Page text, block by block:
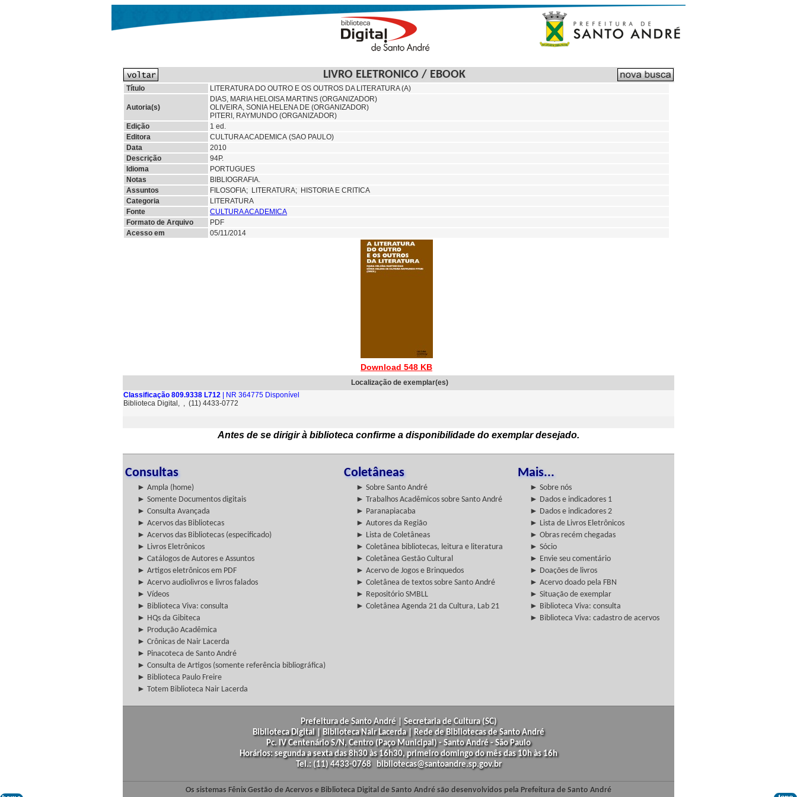
LIVRO ELETRONICO / EBOOK
Título LITERATURA DO OUTRO E OS OUTROS DA LITERATURA (A)
Autoria(s)
DIAS, MARIA HELOISA MARTINS (ORGANIZADOR)
OLIVEIRA, SONIA HELENA DE (ORGANIZADOR)
PITERI, RAYMUNDO (ORGANIZADOR)
Edição
1 ed.
Editora
CULTURA ACADEMICA (SAO PAULO)
Data
2010
Descrição
94P.
Idioma
PORTUGUES
Notas
BIBLIOGRAFIA.
Assuntos
FILOSOFIA; LITERATURA; HISTORIA E CRITICA
Categoria
LITERATURA
Fonte
CULTURA ACADEMICA
Formato de Arquivo
PDF
Acesso em
05/11/2014
Download 548 KB
Localização de exemplar(es)
Classificação 809.9338 L712 | NR 364775 Disponível
Biblioteca Digital, , (11) 4433-0772
Antes de se dirigir à biblioteca confirme a disponibilidade do exemplar desejado.
Consultas Coletâneas Mais...
► Ampla (home) ► Sobre Santo André
► Sobre nós
► Somente Documentos digitais
► Trabalhos Acadêmicos sobre Santo André
► Dados e indicadores 1
► Consulta Avançada
► Paranapiacaba
► Dados e indicadores 2
► Acervos das Bibliotecas
► Autores da Região
► Lista de Livros Eletrônicos
► Acervos das Bibliotecas (especificado)
► Lista de Coletâneas
► Obras recém chegadas
► Livros Eletrônicos
► Coletânea bibliotecas, leitura e literatura
► Sócio
► Catálogos de Autores e Assuntos
► Coletânea Gestão Cultural
► Envie seu comentário
► Artigos eletrônicos em PDF
► Acervo de Jogos e Brinquedos
► Doações de livros
► Acervo audiolivros e livros falados
► Coletânea de textos sobre Santo André
► Acervo doado pela FBN
► Vídeos
► Repositório SMBLL
► Situação de exemplar
► Biblioteca Viva: consulta
► Coletânea Agenda 21 da Cultura, Lab 21
► Biblioteca Viva: consulta
► HQs da Gibiteca
► Biblioteca Viva: cadastro de acervos
► Produção Acadêmica
► Crônicas de Nair Lacerda
► Pinacoteca de Santo André
► Consulta de Artigos (somente referência bibliográfica)
► Biblioteca Paulo Freire
► Totem Biblioteca Nair Lacerda
Prefeitura de Santo André | Secretaria de Cultura (SC)
Biblioteca Digital | Biblioteca Nair Lacerda | Rede de Bibliotecas de Santo André
Pc. IV Centenário S/N, Centro (Paço Municipal) - Santo André - São Paulo
Horários: segunda a sexta das 8h30 às 16h30, primeiro domingo do mês das 10h às 16h
Tel.: (11) 4433-0768 bibliotecas@santoandre.sp.gov.br
Os sistemas Fênix Gestão de Acervos e Biblioteca Digital de Santo André são desenvolvidos pela Prefeitura de Santo André